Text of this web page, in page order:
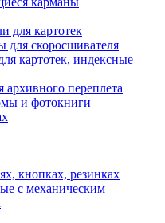
для картотек
для скоросшивателя
картотек, индексные
архивного переплета
и фотокниги
кнопках, резинках
с механическим